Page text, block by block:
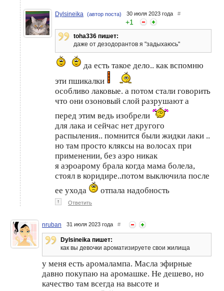
Dylsineika (автор поста) 30 июля 2023 года #
+1
toha336 пишет:
даже от дезодорантов я "задыхаюсь"
да есть такое дело.. как вспомню
эти пшикалки
особливо лаковые. а потом стали говорить
что они озоновый слой разрушают а
перед этим ведь изобрели
для лака и сейчас нет другого
распыления.. помнится были жидки лаки ..
но там просто кляксы на волосах при
применении, без аэро никак
я аэроарому брала когда мама болела,
стоял в коридире..потом выключила после
ее ухода
отпала надобность
↑ Ответить
nruban 31 июля 2023 года #
Dylsineika пишет:
как вы девочки ароматизируете свои жилища
у меня есть аромалампа. Масла эфирные
давно покупаю на аромашке. Не дешево, но
качество там всегда на высоте и